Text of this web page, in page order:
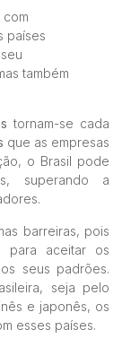
países
também
tornam-se cada
que as empresas
o Brasil pode
superando a
barreiras, pois
para aceitar os
seus padrões.
seja pelo
e japonês, os
esses países.